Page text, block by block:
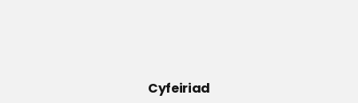
Cyfeiriad